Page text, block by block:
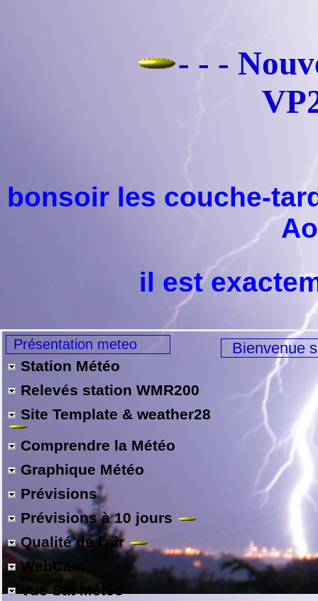
- - -
bonsoir les couche-
il est
Présentation meteo
Station Météo
Relevés station WMR200
Site Template & weather28
Comprendre la Météo
Graphique Météo
Prévisions
Prévisions à 10 jours
Qualité de l'air
WebCam
Vue Sat Météo
Bienvenue